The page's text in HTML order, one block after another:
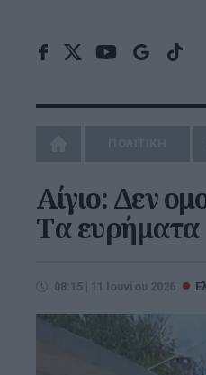
Αίγιο: Δεν
Tα ευρήματα
08:15 | 11 Ιουνίου 2026